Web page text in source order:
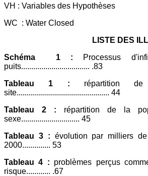
VH : Variables des Hypothèses
WC : Water Closed
LISTE DES
Schéma 1 : Processus
puits.................................. .83
Tableau 1 : répartition de
site.............................................. 44
Tableau 2 : répartition de la
sexe............................. 45
Tableau 3 : évolution par milliers
2000.............. 53
Tableau 4 : problèmes perçus
risque............ .67